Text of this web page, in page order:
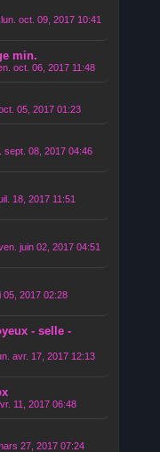
lun. oct. 09, 2017 10:41
min.
oct. 06, 2017 11:48
05, 2017 01:23
sept. 08, 2017 04:46
18, 2017 11:51
juin 02, 2017 04:51
05, 2017 02:28
- selle -
avr. 17, 2017 12:13
11, 2017 06:48
27, 2017 07:24